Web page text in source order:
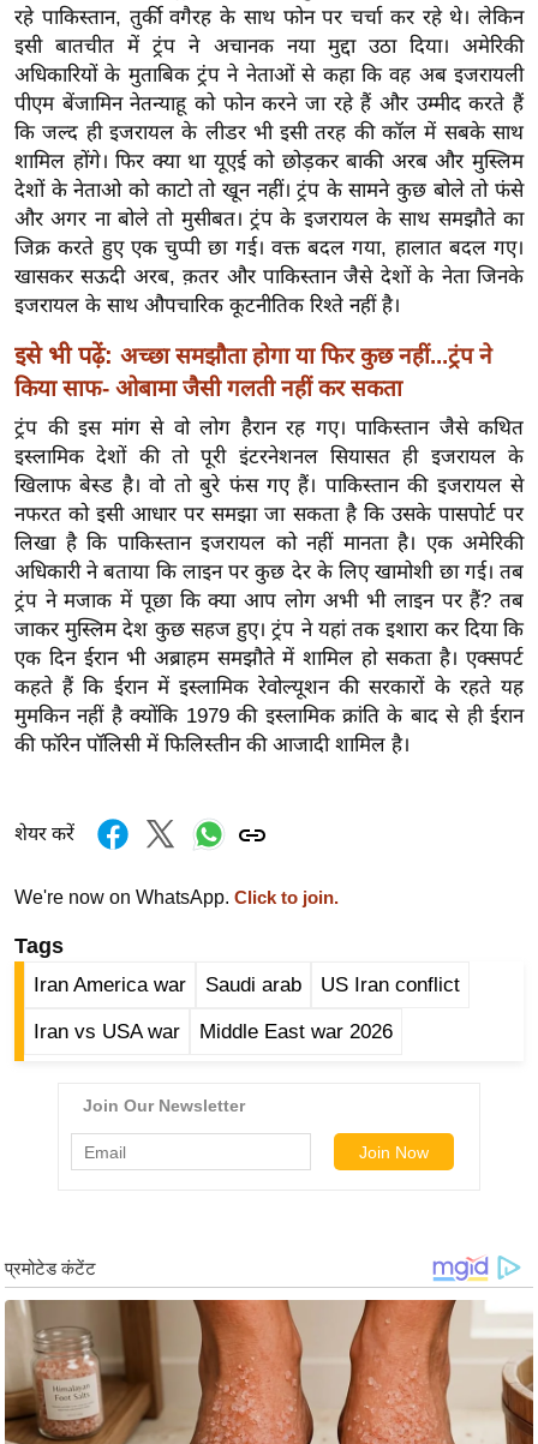
डि
या
सा
हि
त्य
ज
ग
त
ऑ
व
र्ल्ड
न्यू
ज
ब्री
फ
म
नो
रं
ज
न
ज
ग
ली
ड
हॉ
ली
ड
r
e
a
k
i
n
रहे पाकिस्तान, तुर्की वगैरह के साथ फोन पर चर्चा कर रहे थे। लेकिन
इसी बातचीत में ट्रंप ने अचानक नया मुद्दा उठा दिया। अमेरिकी
अधिकारियों के मुताबिक ट्रंप ने नेताओं से कहा कि वह अब इजरायली
पीएम बेंजामिन नेतन्याहू को फोन करने जा रहे हैं और उम्मीद करते हैं
कि जल्द ही इजरायल के लीडर भी इसी तरह की कॉल में सबके साथ
शामिल होंगे। फिर क्या था यूएई को छोड़कर बाकी अरब और मुस्लिम
देशों के नेताओ को काटो तो खून नहीं। ट्रंप के सामने कुछ बोले तो फंसे
और अगर ना बोले तो मुसीबत। ट्रंप के इजरायल के साथ समझौते का
जिक्र करते हुए एक चुप्पी छा गई। वक्त बदल गया, हालात बदल गए।
खासकर सऊदी अरब, क़तर और पाकिस्तान जैसे देशों के नेता जिनके
इजरायल के साथ औपचारिक कूटनीतिक रिश्ते नहीं है।
इसे भी पढ़ें: अच्छा समझौता होगा या फिर कुछ नहीं...ट्रंप ने
किया साफ- ओबामा जैसी गलती नहीं कर सकता
ट्रंप की इस मांग से वो लोग हैरान रह गए। पाकिस्तान जैसे कथित
इस्लामिक देशों की तो पूरी इंटरनेशनल सियासत ही इजरायल के
खिलाफ बेस्ड है। वो तो बुरे फंस गए हैं। पाकिस्तान की इजरायल से
नफरत को इसी आधार पर समझा जा सकता है कि उसके पासपोर्ट पर
लिखा है कि पाकिस्तान इजरायल को नहीं मानता है। एक अमेरिकी
अधिकारी ने बताया कि लाइन पर कुछ देर के लिए खामोशी छा गई। तब
ट्रंप ने मजाक में पूछा कि क्या आप लोग अभी भी लाइन पर हैं? तब
जाकर मुस्लिम देश कुछ सहज हुए। ट्रंप ने यहां तक इशारा कर दिया कि
एक दिन ईरान भी अब्राहम समझौते में शामिल हो सकता है। एक्सपर्ट
कहते हैं कि ईरान में इस्लामिक रेवोल्यूशन की सरकारों के रहते यह
मुमकिन नहीं है क्योंकि 1979 की इस्लामिक क्रांति के बाद से ही ईरान
की फॉरेन पॉलिसी में फिलिस्तीन की आजादी शामिल है।
शेयर करें
We're now on WhatsApp. Click to join.
Tags
Iran America war Saudi arab US Iran conflict
Iran vs USA war Middle East war 2026